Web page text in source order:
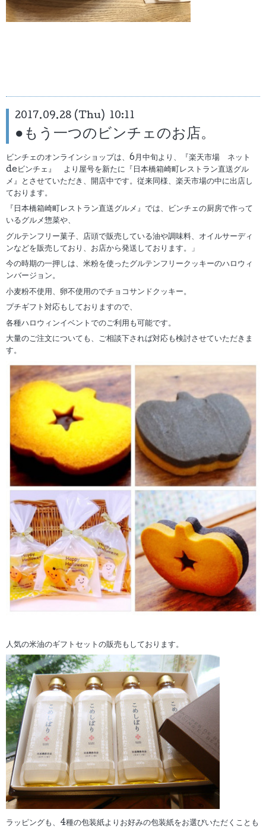
2017.09.28 (Thu) 10:11
●もう一つのビンチェのお店。
ビンチェのオンラインショップは、6月中旬より、『楽天市場 ネット
deビンチェ』 より屋号を新たに『日本橋箱崎町レストラン直送グル
メ』とさせていただき、開店中です。従来同様、楽天市場の中に出店し
ております。
『日本橋箱崎町レストラン直送グルメ』では、ビンチェの厨房で作って
いるグルメ惣菜や、
グルテンフリー菓子、店頭で販売している油や調味料、オイルサーディ
ンなどを販売しており、お店から発送しております。」
今の時期の一押しは、米粉を使ったグルテンフリークッキーのハロウィ
ンバージョン。
小麦粉不使用、卵不使用のでチョコサンドクッキー。
プチギフト対応もしておりますので、
各種ハロウィンイベントでのご利用も可能です。
大量のご注文についても、ご相談下されば対応も検討させていただきま
す。
人気の米油のギフトセットの販売もしております。
ラッピングも、4種の包装紙よりお好みの包装紙をお選びいただくことも